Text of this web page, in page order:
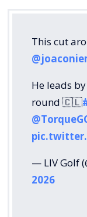
This cut
He leads
round 🇨🇱
— LIV Golf
2026